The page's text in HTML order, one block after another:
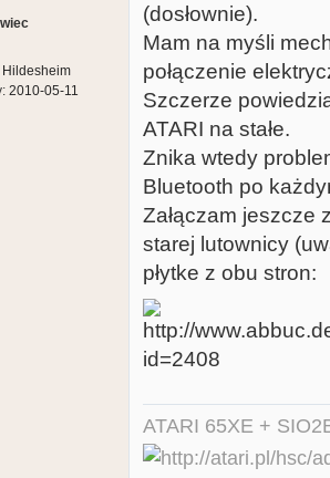
Hildesheim
2010-05-11
(dosłownie).
Mam na myśli
połączenie
Szczerze
ATARI na stałe.
Znika wtedy
Bluetooth po
Załączam jeszcze
starej lutownicy
płytke z obu stron:
ATARI 65XE +